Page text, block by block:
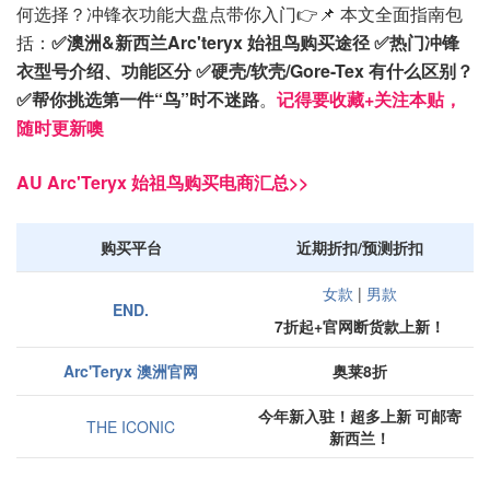
何选择？冲锋衣功能大盘点带你入门👉📌 本文全面指南包
括： ✅澳洲&新西兰Arc'teryx 始祖鸟购买途径 ✅热门冲锋
衣型号介绍、功能区分 ✅硬壳/软壳/Gore-Tex 有什么区别？
✅帮你挑选第一件“鸟”时不迷路。 记得要收藏+关注本贴，
随时更新噢
AU Arc'Teryx 始祖鸟购买电商汇总>>
购买平台 近期折扣/预测折扣
END.
女款 | 男款
7折起+官网断货款上新！
Arc'Teryx 澳洲官网 奥莱8折
THE ICONIC
今年新入驻！超多上新 可邮寄
新西兰！